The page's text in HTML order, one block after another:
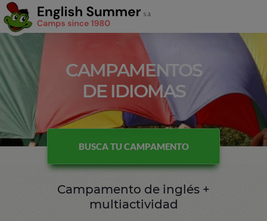
CAMPAMENTOS
DE IDIOMAS
BUSCA TU CAMPAMENTO
Campamento de inglés +
multiactividad